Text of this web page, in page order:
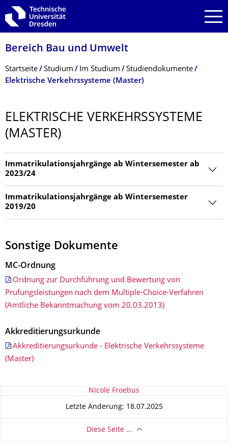
Zur Hauptnavigation springen
Zur Suche springen
Zum Inhalt springen
Bereich Bau und Umwelt
Breadcrumb-Menü
Startseite Studium Im Studium
Studiendokumente
Elektrische Verkehrssysteme (Master)
ELEKTRISCHE VERKEHRSSYSTEME
(MASTER)
Immatrikulationsjahrgänge ab Wintersemester ab
2023/24
Immatrikulationsjahrgänge ab Wintersemester
2019/20
Sonstige Dokumente
MC-Ordnung
Ordnung zur Durchführung und Bewertung von
Prüfungsleistungen nach dem Multiple-Choice-Verfahren
(Amtliche Bekanntmachung vom 20.03.2013)
Akkreditierungsurkunde
Akkreditierungsurkunde - Elektrische Verkehrssysteme
(Master)
Zu dieser Seite Nicole Froebus
Letzte Änderung: 18.07.2025
Diese Seite …